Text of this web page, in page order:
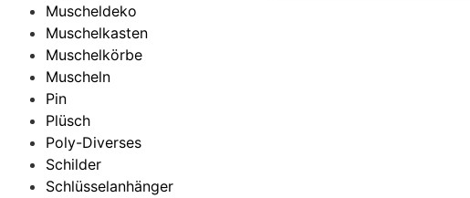
Muscheldeko
Muschelkasten
Muschelkörbe
Muscheln
Pin
Plüsch
Poly-Diverses
Schilder
Schlüsselanhänger